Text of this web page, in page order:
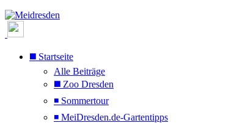
◼️ Startseite
Alle Beiträge
◼️ Zoo Dresden
◾ Sommertour
◾ MeiDresden.de-Gartentipps